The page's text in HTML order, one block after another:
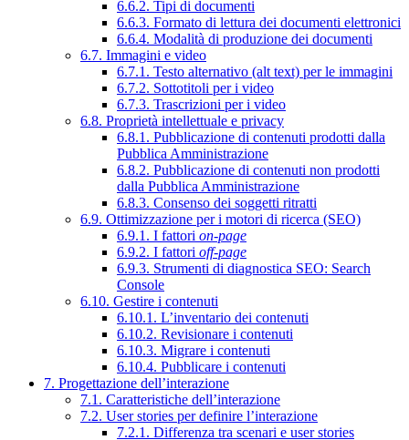
6.6.2. Tipi di documenti
6.6.3. Formato di lettura dei documenti elettronici
6.6.4. Modalità di produzione dei documenti
6.7. Immagini e video
6.7.1. Testo alternativo (alt text) per le immagini
6.7.2. Sottotitoli per i video
6.7.3. Trascrizioni per i video
6.8. Proprietà intellettuale e privacy
6.8.1. Pubblicazione di contenuti prodotti dalla
Pubblica Amministrazione
6.8.2. Pubblicazione di contenuti non prodotti
dalla Pubblica Amministrazione
6.8.3. Consenso dei soggetti ritratti
6.9. Ottimizzazione per i motori di ricerca (SEO)
6.9.1. I fattori on-page
6.9.2. I fattori off-page
6.9.3. Strumenti di diagnostica SEO: Search
Console
6.10. Gestire i contenuti
6.10.1. L’inventario dei contenuti
6.10.2. Revisionare i contenuti
6.10.3. Migrare i contenuti
6.10.4. Pubblicare i contenuti
7. Progettazione dell’interazione
7.1. Caratteristiche dell’interazione
7.2. User stories per definire l’interazione
7.2.1. Differenza tra scenari e user stories